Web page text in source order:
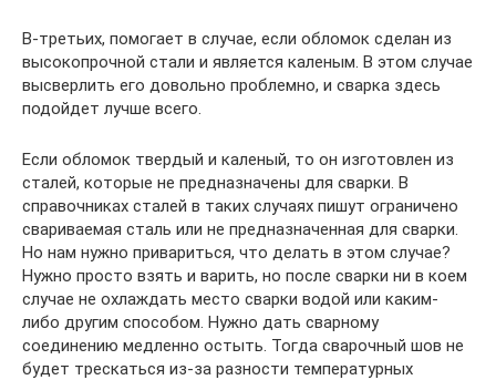
В-третьих, помогает в случае, если обломок сделан из
высокопрочной стали и является каленым. В этом случае
высверлить его довольно проблемно, и сварка здесь
подойдет лучше всего.
Если обломок твердый и каленый, то он изготовлен из
сталей, которые не предназначены для сварки. В
справочниках сталей в таких случаях пишут ограничено
свариваемая сталь или не предназначенная для сварки.
Но нам нужно привариться, что делать в этом случае?
Нужно просто взять и варить, но после сварки ни в коем
случае не охлаждать место сварки водой или каким-
либо другим способом. Нужно дать сварному
соединению медленно остыть. Тогда сварочный шов не
будет трескаться из-за разности температурных